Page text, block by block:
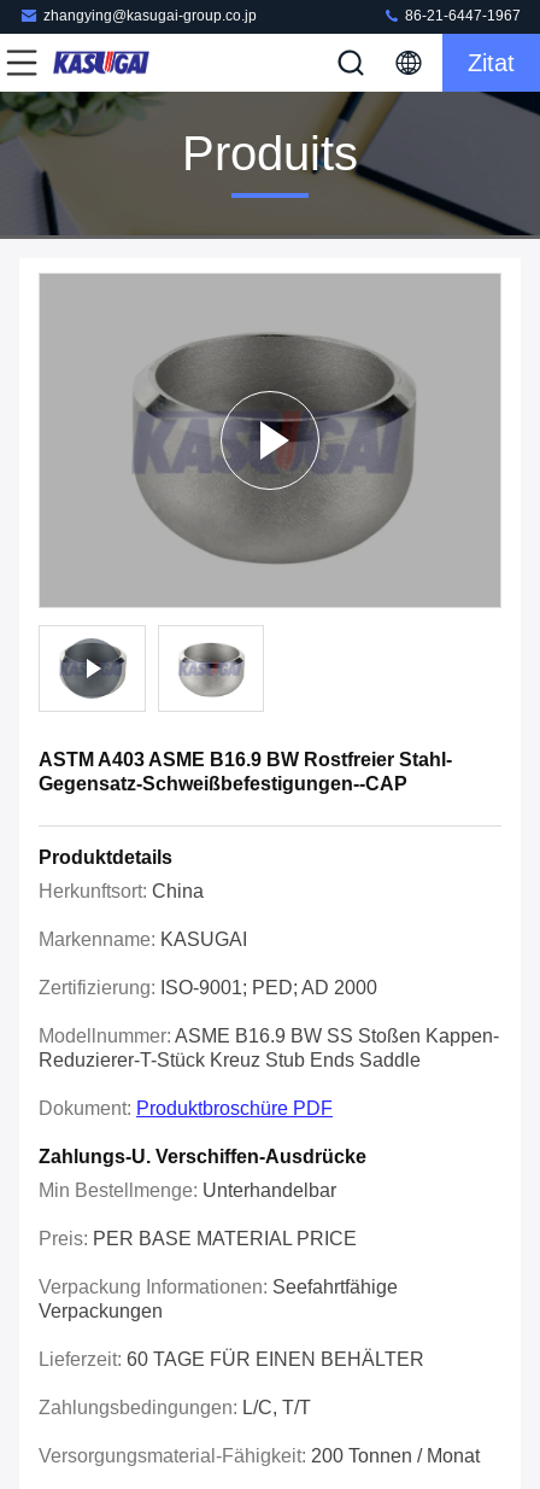
zhangying@kasugai-group.co.jp 86-21-6447-1967
Zitat
Produits
ASTM A403 ASME B16.9 BW Rostfreier Stahl-
Gegensatz-Schweißbefestigungen--CAP
Produktdetails
Herkunftsort: China
Markenname: KASUGAI
Zertifizierung: ISO-9001; PED; AD 2000
Modellnummer: ASME B16.9 BW SS Stoßen Kappen-
Reduzierer-T-Stück Kreuz Stub Ends Saddle
Dokument: Produktbroschüre PDF
Zahlungs-U. Verschiffen-Ausdrücke
Min Bestellmenge: Unterhandelbar
Preis: PER BASE MATERIAL PRICE
Verpackung Informationen: Seefahrtfähige
Verpackungen
Lieferzeit: 60 TAGE FÜR EINEN BEHÄLTER
Zahlungsbedingungen: L/C, T/T
Versorgungsmaterial-Fähigkeit: 200 Tonnen / Monat